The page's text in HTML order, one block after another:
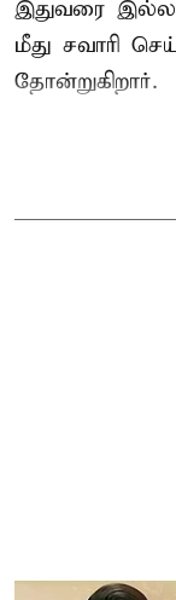
இதுவரை
மீது சவாரி
தோன்றுகிறார்.